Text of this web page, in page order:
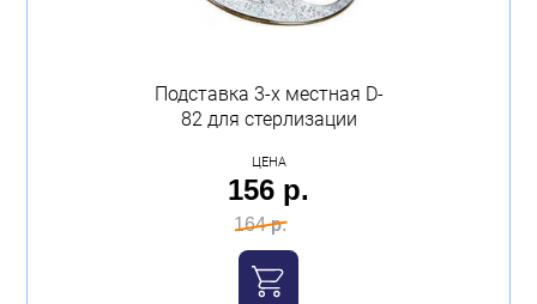
Подставка 3-х местная D-
82 для стерлизации
ЦЕНА
156 р.
164 р.